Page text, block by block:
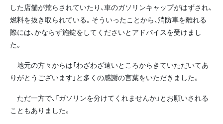
した店舗が荒らされていたり、車のガソリンキャップがはずされ、
燃料を抜き取られている。そういったことから、消防車を離れる
際には、かならず施錠をしてくださいとアドバイスを受けまし
た。
地元の方々からは「わざわざ遠いところからきていただいてあ
りがとうございます」と多くの感謝の言葉をいただきました。
ただ一方で、「ガソリンを分けてくれませんか」とお願いされる
こともありました。